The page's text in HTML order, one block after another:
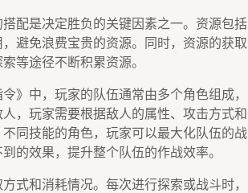
配是决定胜负的关键因素之一。资源包括
避免浪费宝贵的资源。同时，资源的获取
等途径不断积累资源。
》中，玩家的队伍通常由多个角色组成，
，玩家需要根据敌人的属性、攻击方式和
同技能的角色，玩家可以最大化队伍的战
的效果，提升整个队伍的作战效率。
式和消耗情况。每次进行探索或战斗时，